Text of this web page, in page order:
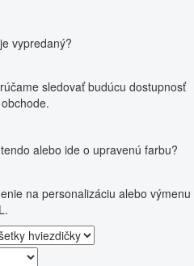
vypredaný?
sledovať budúcu dostupnosť
alebo ide o upravenú farbu?
na personalizáciu alebo výmenu